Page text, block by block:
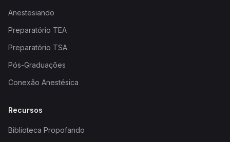
Anestesiando
Preparatório TEA
Preparatório TSA
Pós-Graduações
Conexão Anestésica
Recursos
Biblioteca Propofando